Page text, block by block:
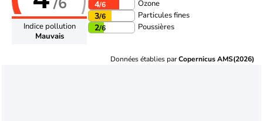
Indice pollution
Mauvais
4/6 Ozone
3/6 Particules fines
2/6 Poussières
Données établies parCopernicus AMS(2026)